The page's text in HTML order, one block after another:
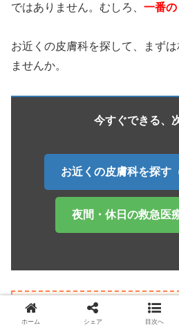
ではありません。むしろ、 一番の
お近くの皮膚科を探して、まず
ませんか。
今すぐできる、
お近くの皮膚科を探す
夜間・休日の救急医
【治療の選択
ホーム シェア 目次へ